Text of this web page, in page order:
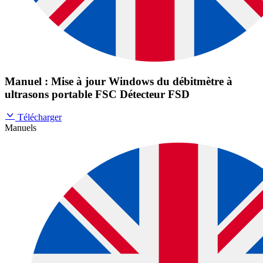
Manuel : Mise à jour Windows du débitmètre à
ultrasons portable FSC Détecteur FSD
Télécharger
Manuels